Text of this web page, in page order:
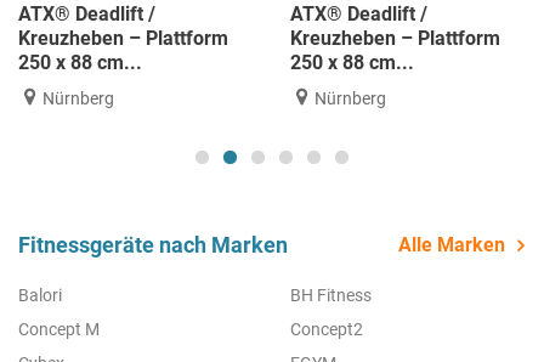
ATX® Deadlift /
Kreuzheben – Plattform
250 x 88 cm...
Nürnberg
ATX® Deadlift /
Kreuzheben – Plattform
250 x 88 cm...
Nürnberg
Fitnessgeräte nach Marken Alle Marken
Balori
BH Fitness
Concept M
Concept2